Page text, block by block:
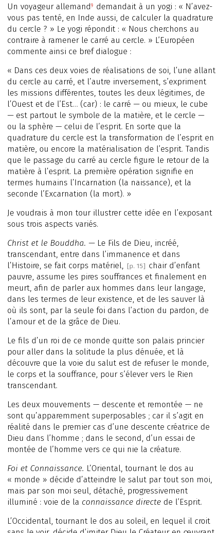
Un voyageur allemand9
demandait à un yogi : « N’avez-
vous pas tenté, en Inde aussi, de calculer la quadrature
du cercle ? » Le yogi répondit : « Nous cherchons au
contraire à ramener le carré au cercle. » L’Européen
commente ainsi ce bref dialogue :
« Dans ces deux voies de réalisations de soi, l’une allant
du cercle au carré, et l’autre inversement, s’expriment
les missions différentes, toutes les deux légitimes, de
l’Ouest et de l’Est… (car) : le carré — ou mieux, le cube
— est partout le symbole de la matière, et le cercle —
ou la sphère — celui de l’esprit. En sorte que la
quadrature du cercle est la transformation de l’esprit en
matière, ou encore la matérialisation de l’esprit. Tandis
que le passage du carré au cercle figure le retour de la
matière à l’esprit. La première opération signifie en
termes humains l’Incarnation (la naissance), et la
seconde l’Excarnation (la mort). »
Je voudrais à mon tour illustrer cette idée en l’exposant
sous trois aspects variés.
Christ et le Bouddha. — Le Fils de Dieu, incréé,
transcendant, entre dans l’immanence et dans
l’Histoire, se fait corps matériel, [p. 15] chair d’enfant
pauvre, assume les pires souffrances et finalement en
meurt, afin de parler aux hommes dans leur langage,
dans les termes de leur existence, et de les sauver là
où ils sont, par la seule foi dans l’action du pardon, de
l’amour et de la grâce de Dieu.
Le fils d’un roi de ce monde quitte son palais princier
pour aller dans la solitude la plus dénuée, et là
découvre que la voie du salut est de refuser le monde,
le corps et la souffrance, pour s’élever vers le Rien
transcendant.
Les deux mouvements — descente et remontée — ne
sont qu’apparemment superposables ; car il s’agit en
réalité dans le premier cas d’une descente créatrice de
Dieu dans l’homme ; dans le second, d’un essai de
montée de l’homme vers ce qui nie la créature.
Foi et Connaissance. L’Oriental, tournant le dos au
« monde » décide d’atteindre le salut par tout son moi,
mais par son moi seul, détaché, progressivement
illuminé : voie de la connaissance directe de l’Esprit.
L’Occidental, tournant le dos au soleil, en lequel il croit